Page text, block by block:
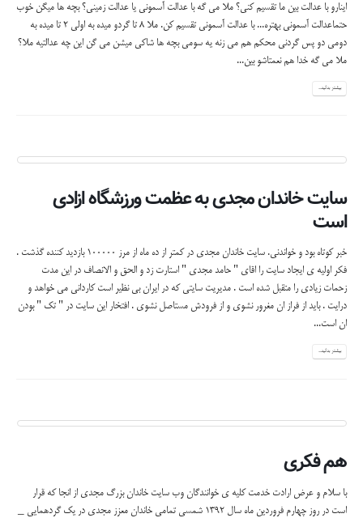
اینارو با عدالت بین ما تقسیم کنی؟ ملا می گه با عدالت آسمونی یا عدالت زمینی؟ بچه ها میگن خوب
حتماعدالت آسمونی بهتره... با عدالت آسمونی تقسیم کن. ملا ۸ تا گردو میده به اولی ۲ تا میده به
دومی دو پس گردنی محکم هم می زنه یه سومی بچه ها شاکی میشن می گن این چه عدالتیه ملا؟
ملا می گه خدا هم نعمتاشو بین...
بیشتر بدانید...
سایت خاندان مجدی به عظمت ورزشگاه ازادی
است
خبر کوتاه بود و خواندنی. سایت خاندان مجدی در کمتر از ده ماه از مرز 100000 بازدید کننده گذشت .
فکر اولیه ی ایجاد سایت را اقای " حامد مجدی " استارت زد و الحق و الانصاف در این مدت
زحمات زیادی را متقبل شده است . مدیریت سایتی که در ایران بی نظیر است کاردانی می خواهد و
درایت . باید از فراز ان مغرور نشوی و از فرودش مستاصل نشوی . افتخار این سایت در " تک " بودن
ان است...
بیشتر بدانید...
هم فکری
با سلام و عرض ارادت خدمت کلیه ی خوانندگان وب سایت خاندان بزرگ مجدی از انجا که قرار
است در روز چهارم فروردین ماه سال 1392 شمسی تمامی خاندان معزز مجدی در یک گردهمایی _